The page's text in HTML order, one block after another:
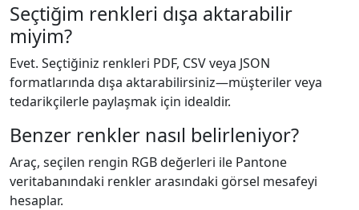
Seçtiğim renkleri dışa aktarabilir
miyim?
Evet. Seçtiğiniz renkleri PDF, CSV veya JSON
formatlarında dışa aktarabilirsiniz—müşteriler veya
tedarikçilerle paylaşmak için idealdir.
Benzer renkler nasıl belirleniyor?
Araç, seçilen rengin RGB değerleri ile Pantone
veritabanındaki renkler arasındaki görsel mesafeyi
hesaplar.